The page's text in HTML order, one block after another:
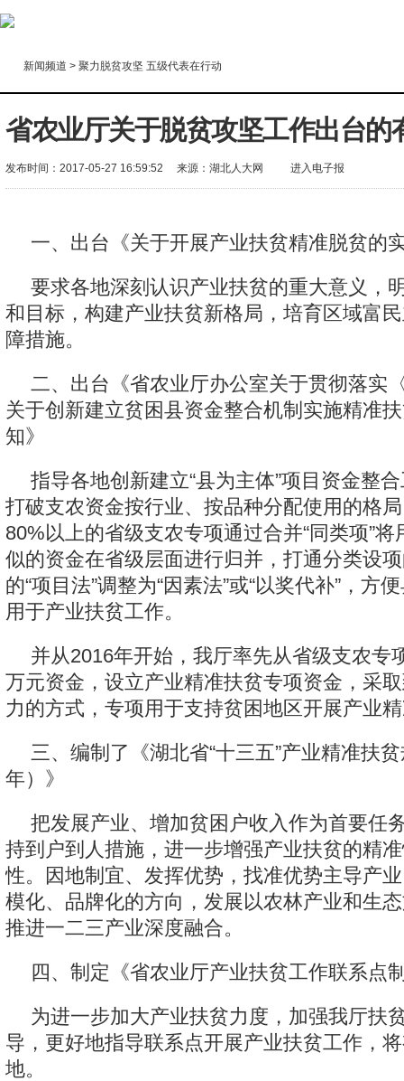
新闻频道 > 聚力脱贫攻坚 五级代表在行动
省农业厅关于脱贫攻坚工作出台的
发布时间：2017-05-27 16:59:52 来源：湖北人大网 进入电子报
一、出台《关于开展产业扶贫精准脱贫的
要求各地深刻认识产业扶贫的重大意义，
和目标，构建产业扶贫新格局，培育区域富
障措施。
二、出台《省农业厅办公室关于贯彻落实
关于创新建立贫困县资金整合机制实施精准
知》
指导各地创新建立“县为主体”项目资金整
打破支农资金按行业、按品种分配使用的格
80%以上的省级支农专项通过合并“同类项”
似的资金在省级层面进行归并，打通分类设
的“项目法”调整为“因素法”或“以奖代补”，方
用于产业扶贫工作。
并从2016年开始，我厅率先从省级支农专
万元资金，设立产业精准扶贫专项资金，采
力的方式，专项用于支持贫困地区开展产业
三、编制了《湖北省“十三五”产业精准扶
年）》
把发展产业、增加贫困户收入作为首要任
持到户到人措施，进一步增强产业扶贫的精
性。因地制宜、发挥优势，找准优势主导产
模化、品牌化的方向，发展以农林产业和生
推进一二三产业深度融合。
四、制定《省农业厅产业扶贫工作联系点
为进一步加大产业扶贫力度，加强我厅扶
导，更好地指导联系点开展产业扶贫工作，
地。